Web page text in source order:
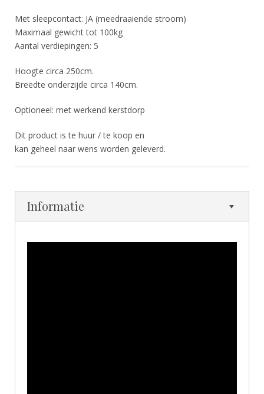
Met sleepcontact: JA (meedraaiende stroom)
Maximaal gewicht tot 100kg
Aantal verdiepingen: 5
Hoogte circa 250cm.
Breedte onderzijde circa 140cm.
Optioneel: met werkend kerstdorp
Dit product is te huur / te koop en
kan geheel naar wens worden geleverd.
Informatie